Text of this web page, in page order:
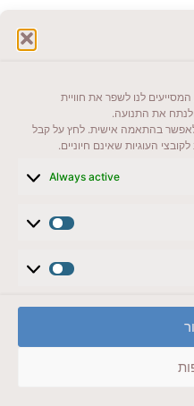
לנו לשפר את חוויית
את התנועה.
לאפשר בהתאמה אישית. לחץ על קבל
העוגיות שאינם חיוניים.
Always active
שימוש באתר